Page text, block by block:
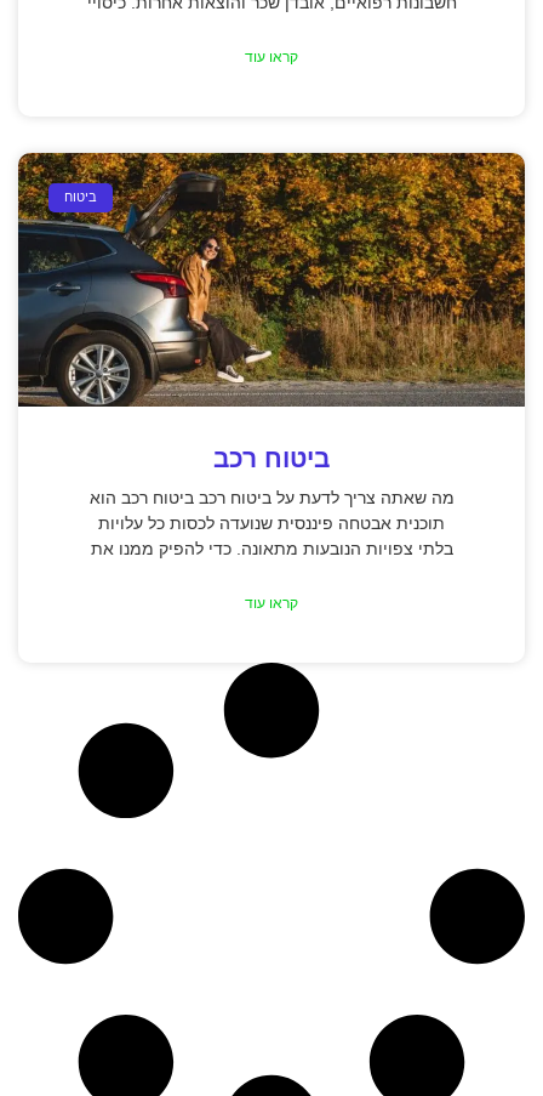
קראו עוד
ביטוח
ביטוח רכב
מה שאתה צריך לדעת על ביטוח רכב ביטוח רכב הוא
תוכנית אבטחה פיננסית שנועדה לכסות כל עלויות
בלתי צפויות הנובעות מתאונה. כדי להפיק ממנו את
קראו עוד